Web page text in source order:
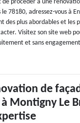
procéder à une
78180, adressez-vous à
des plus abordables et les
Visitez son site web
et sans
de
Montigny Le